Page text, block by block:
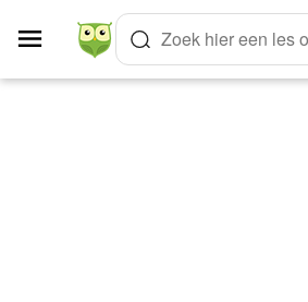
Zoek hier een les